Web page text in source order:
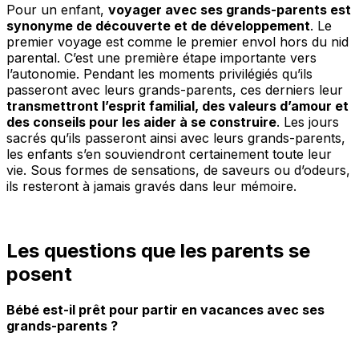
Pour un enfant, voyager avec ses grands-parents est
synonyme de découverte et de développement. Le
premier voyage est comme le premier envol hors du nid
parental. C’est une première étape importante vers
l’autonomie. Pendant les moments privilégiés qu’ils
passeront avec leurs grands-parents, ces derniers leur
transmettront l’esprit familial, des valeurs d’amour et
des conseils pour les aider à se construire. Les jours
sacrés qu’ils passeront ainsi avec leurs grands-parents,
les enfants s’en souviendront certainement toute leur
vie. Sous formes de sensations, de saveurs ou d’odeurs,
ils resteront à jamais gravés dans leur mémoire.
Les questions que les parents se
posent
Bébé est-il prêt pour partir en vacances avec ses
grands-parents ?